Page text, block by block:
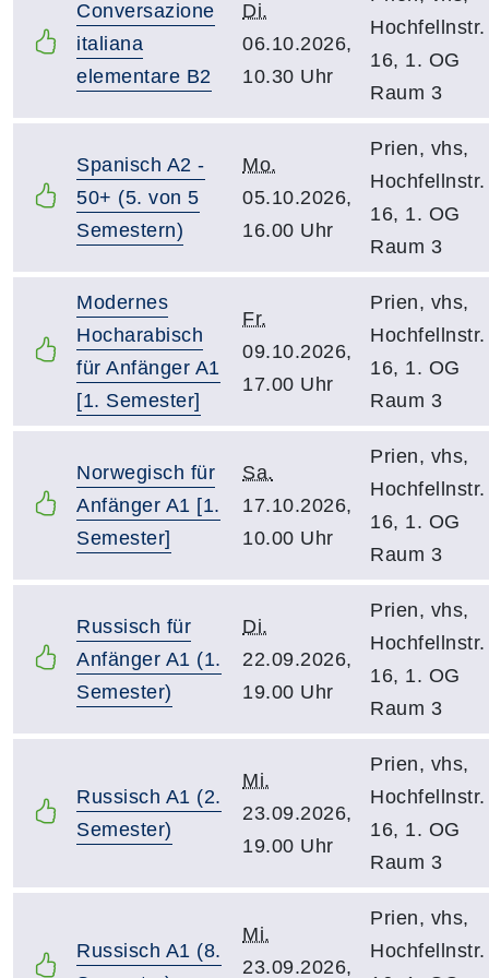
Conversazione
italiana
elementare B2
Di.
06.10.2026,
10.30 Uhr
Hochfellnstr.
16, 1. OG
Raum 3
Spanisch A2 -
50+ (5. von 5
Semestern)
Mo.
05.10.2026,
16.00 Uhr
Prien, vhs,
Hochfellnstr.
16, 1. OG
Raum 3
Modernes
Hocharabisch
für Anfänger A1
[1. Semester]
Fr.
09.10.2026,
17.00 Uhr
Prien, vhs,
Hochfellnstr.
16, 1. OG
Raum 3
Norwegisch für
Anfänger A1 [1.
Semester]
Sa.
17.10.2026,
10.00 Uhr
Prien, vhs,
Hochfellnstr.
16, 1. OG
Raum 3
Russisch für
Anfänger A1 (1.
Semester)
Di.
22.09.2026,
19.00 Uhr
Prien, vhs,
Hochfellnstr.
16, 1. OG
Raum 3
Russisch A1 (2.
Semester)
Mi.
23.09.2026,
19.00 Uhr
Prien, vhs,
Hochfellnstr.
16, 1. OG
Raum 3
Russisch A1 (8.
Mi.
23.09.2026,
Prien, vhs,
Hochfellnstr.